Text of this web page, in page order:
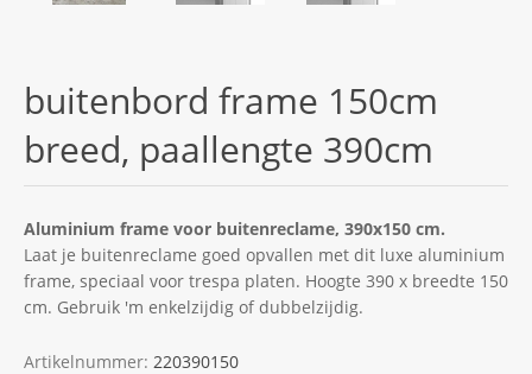
buitenbord frame 150cm
breed, paallengte 390cm
Aluminium frame voor buitenreclame, 390x150 cm.
Laat je buitenreclame goed opvallen met dit luxe aluminium
frame, speciaal voor trespa platen. Hoogte 390 x breedte 150
cm. Gebruik 'm enkelzijdig of dubbelzijdig.
Artikelnummer: 220390150